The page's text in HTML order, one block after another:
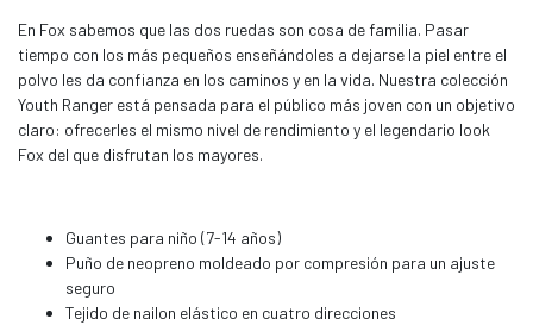
En Fox sabemos que las dos ruedas son cosa de familia. Pasar
tiempo con los más pequeños enseñándoles a dejarse la piel entre el
polvo les da confianza en los caminos y en la vida. Nuestra colección
Youth Ranger está pensada para el público más joven con un objetivo
claro: ofrecerles el mismo nivel de rendimiento y el legendario look
Fox del que disfrutan los mayores.
Guantes para niño (7-14 años)
Puño de neopreno moldeado por compresión para un ajuste
seguro
Tejido de nailon elástico en cuatro direcciones